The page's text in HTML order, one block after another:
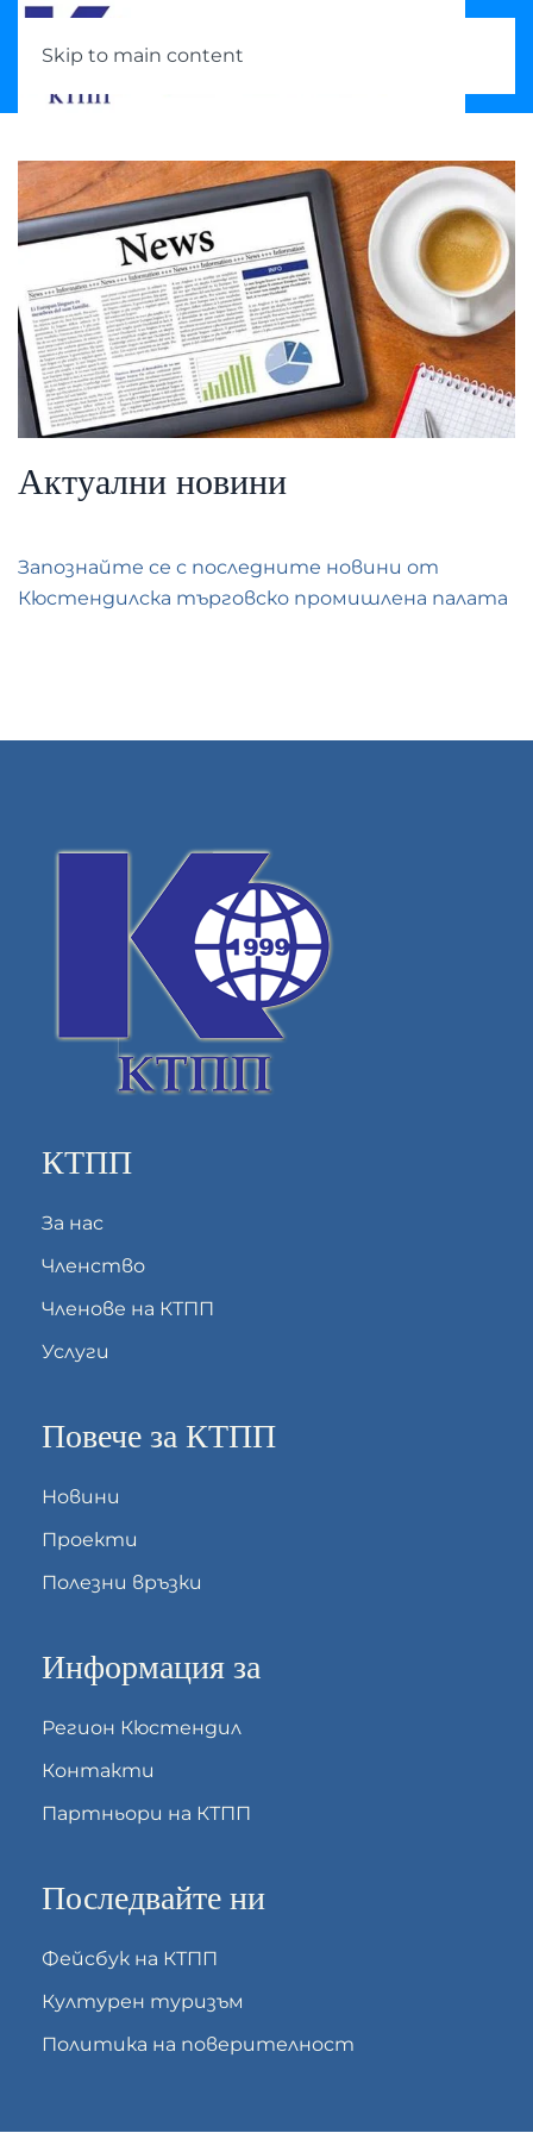
Skip to main content
Актуални новини
Запознайте се с последните новини от
Кюстендилска търговско промишлена палата
КТПП
За нас
Членство
Членове на КТПП
Услуги
Повече за КТПП
Новини
Проекти
Полезни връзки
Информация за
Регион Кюстендил
Контакти
Партньори на КТПП
Последвайте ни
Фейсбук на КТПП
Културен туризъм
Политика на поверителност